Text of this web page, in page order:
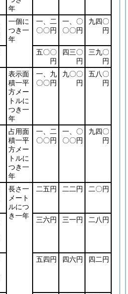
年
一個に
つき一
年
一、二
〇〇円
一、〇
〇〇円
九四〇
円
五〇〇
円
四三〇
円
三九〇
円
表示面
積一平
方メー
トルに
つき一
年
一、九
〇〇円
九〇〇
円
五八〇
円
占用面
積一平
方メー
トルに
つき一
年
一、二
〇〇円
一、〇
〇〇円
九四〇
円
長さ一
メート
ルにつ
き一年
二五円 二二円 二〇円
三六円 三一円 二八円
五四円 四六円 四二円